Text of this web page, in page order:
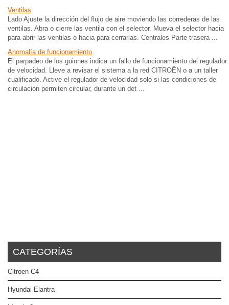
Ventilas
Lado Ajuste la dirección del flujo de aire moviendo las correderas de las
ventilas. Abra o cierre las ventila con el selector. Mueva el selector hacia
para abrir las ventilas o hacia para cerrarlas. Centrales Parte trasera ...
Anomalía de funcionamiento
El parpadeo de los guiones indica un fallo de funcionamiento del regulador
de velocidad. Lleve a revisar el sistema a la red CITROËN o a un taller
cualificado. Active el regulador de velocidad solo si las condiciones de
circulación permiten circular, durante un det ...
CATEGORÍAS
Citroen C4
Hyundai Elantra